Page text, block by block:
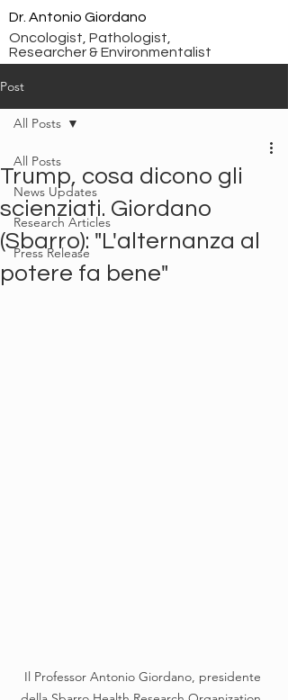
Dr. Antonio Giordano
Oncologist, Pathologist,
Researcher & Environmentalist
Post
All Posts
News Updates
Research Articles
Press Release
All Posts
Trump, cosa dicono gli
scienziati. Giordano
(Sbarro): "L'alternanza al
potere fa bene"
Il Professor Antonio Giordano, presidente